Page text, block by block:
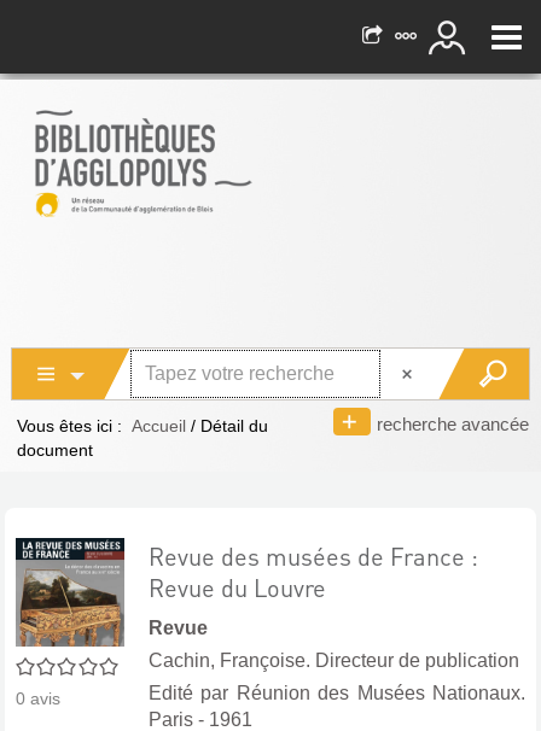
recherche avancée
Vous êtes ici : Accueil / Détail du
document
0/5
0 avis
Revue des musées de France :
Revue du Louvre
Revue
Cachin, Françoise. Directeur de publication
Edité par Réunion des Musées Nationaux.
Paris - 1961